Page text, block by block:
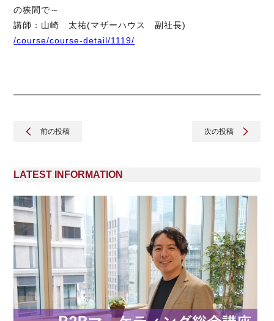
の狭間で～
講師：山崎 太祐(マザーハウス 副社長)
/course/course-detail/1119/
前の投稿 次の投稿
LATEST INFORMATION